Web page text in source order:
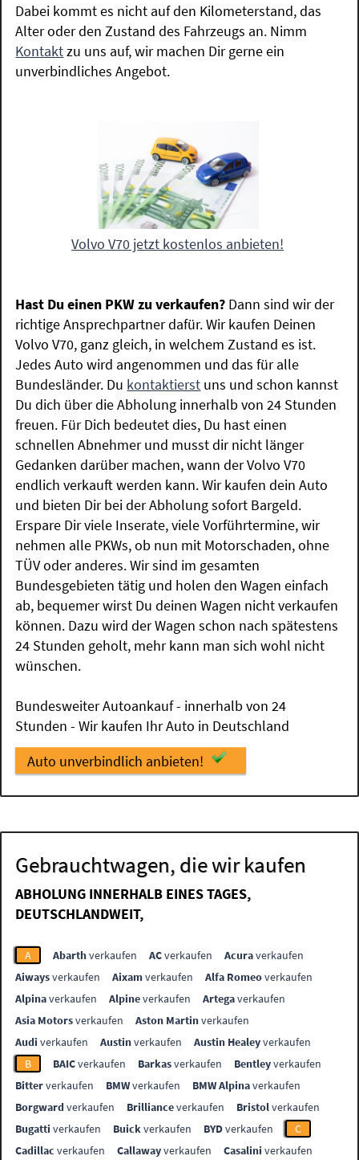
Dabei kommt es nicht auf den Kilometerstand, das
Alter oder den Zustand des Fahrzeugs an. Nimm
Kontaktzu uns auf, wir machen Dir gerne ein
unverbindliches Angebot.
Volvo V70 jetzt kostenlos anbieten!
Hast Du einen PKW zu verkaufen? Dann sind wir der
richtige Ansprechpartner dafür. Wir kaufen Deinen
Volvo V70, ganz gleich, in welchem Zustand es ist.
Jedes Auto wird angenommen und das für alle
Bundesländer. Du kontaktierst uns und schon kannst
Du dich über die Abholung innerhalb von 24 Stunden
freuen. Für Dich bedeutet dies, Du hast einen
schnellen Abnehmer und musst dir nicht länger
Gedanken darüber machen, wann der Volvo V70
endlich verkauft werden kann. Wir kaufen dein Auto
und bieten Dir bei der Abholung sofort Bargeld.
Erspare Dir viele Inserate, viele Vorführtermine, wir
nehmen alle PKWs, ob nun mit Motorschaden, ohne
TÜV oder anderes. Wir sind im gesamten
Bundesgebieten tätig und holen den Wagen einfach
ab, bequemer wirst Du deinen Wagen nicht verkaufen
können. Dazu wird der Wagen schon nach spätestens
24 Stunden geholt, mehr kann man sich wohl nicht
wünschen.
Bundesweiter Autoankauf - innerhalb von 24
Stunden - Wir kaufen Ihr Auto in Deutschland
Auto unverbindlich anbieten!
Gebrauchtwagen, die wir kaufen
ABHOLUNG INNERHALB EINES TAGES,
DEUTSCHLANDWEIT,
A Abarthverkaufen ACverkaufen Acuraverkaufen
Aiwaysverkaufen Aixamverkaufen Alfa Romeoverkaufen
Alpinaverkaufen Alpineverkaufen Artegaverkaufen
Asia Motorsverkaufen Aston Martinverkaufen
Audi verkaufen Austinverkaufen Austin Healeyverkaufen
B
BAICverkaufen Barkasverkaufen Bentleyverkaufen
Bitterverkaufen BMWverkaufen BMW Alpinaverkaufen
Borgwardverkaufen Brillianceverkaufen Bristolverkaufen
Bugatti verkaufen Buickverkaufen BYDverkaufen
C
Cadillac verkaufen Callawayverkaufen Casalini verkaufen